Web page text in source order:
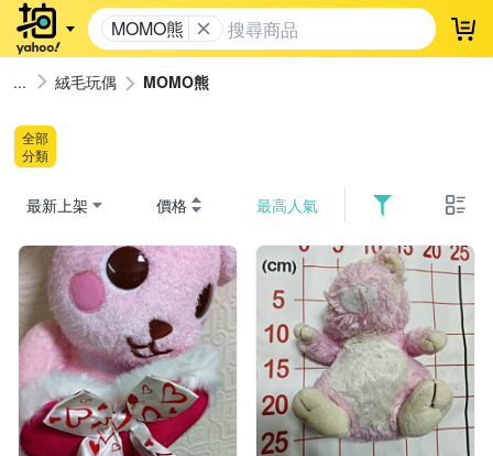
MOMO熊 登
絨毛玩偶 MOMO熊
全部
分類
最新上架 價格 最高人氣